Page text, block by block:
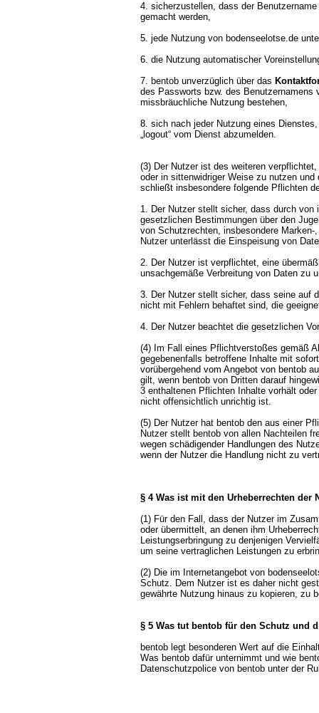
4. sicherzustellen, dass der
gemacht werden,
5. jede Nutzung von bodenseelotse.de
6. die Nutzung automatischer
7. bentob unverzüglich über das
des Passworts bzw. des Benutzernamens
missbräuchliche Nutzung bestehen,
8. sich nach jeder Nutzung eines
„logout“ vom Dienst abzumelden.
(3) Der Nutzer ist des weiteren
oder in sittenwidriger Weise zu nutzen
schließt insbesondere folgende Pflichten
1. Der Nutzer stellt sicher, dass durch
gesetzlichen Bestimmungen über den
von Schutzrechten, insbesondere
Nutzer unterlässt die Einspeisung von
2. Der Nutzer ist verpflichtet, eine
unsachgemäße Verbreitung von Daten zu
3. Der Nutzer stellt sicher, dass seine auf
nicht mit Fehlern behaftet sind, die
4. Der Nutzer beachtet die gesetzlichen
(4) Im Fall eines Pflichtverstoßes gemäß
gegebenenfalls betroffene Inhalte mit
vorübergehend vom Angebot von bentob
gilt, wenn bentob von Dritten darauf
3 enthaltenen Pflichten Inhalte vorhält
nicht offensichtlich unrichtig ist.
(5) Der Nutzer hat bentob den aus einer
Nutzer stellt bentob von allen Nachteilen
wegen schädigender Handlungen des
wenn der Nutzer die Handlung nicht zu
§ 4 Was ist mit den Urheberrechten der
(1) Für den Fall, dass der Nutzer im
oder übermittelt, an denen ihm
Leistungserbringung zu denjenigen
um seine vertraglichen Leistungen zu
(2) Die im Internetangebot von
Schutz. Dem Nutzer ist es daher nicht
gewährte Nutzung hinaus zu kopieren, zu
§ 5 Was tut bentob für den Schutz und
bentob legt besonderen Wert auf die
Was bentob dafür unternimmt und wie
Datenschutzpolice von bentob unter der